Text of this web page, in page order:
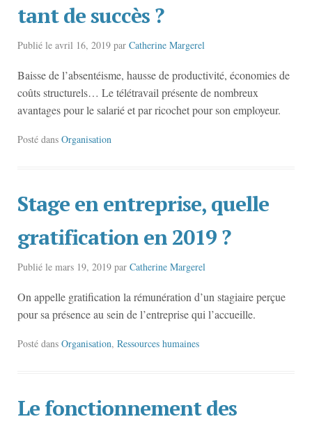
tant de succès ?
Publié le avril 16, 2019 par Catherine Margerel
Baisse de l’absentéisme, hausse de productivité, économies de
coûts structurels… Le télétravail présente de nombreux
avantages pour le salarié et par ricochet pour son employeur.
Posté dans Organisation
Stage en entreprise, quelle
gratification en 2019 ?
Publié le mars 19, 2019 par Catherine Margerel
On appelle gratification la rémunération d’un stagiaire perçue
pour sa présence au sein de l’entreprise qui l’accueille.
Posté dans Organisation, Ressources humaines
Le fonctionnement des